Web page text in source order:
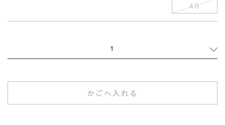
40
1
かごへ入れる